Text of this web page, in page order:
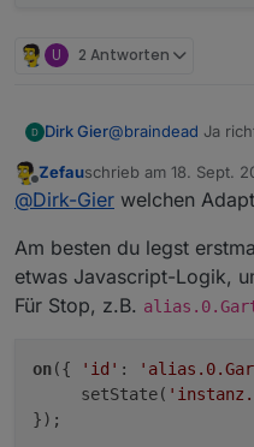
U 2 Antworten
Dirk Gier@braindead Ja
Button.
Ich habe lediglich
Mit dem
Rollladen direkt
eingibt, zb.
0=Hoch 2=Stop
Danke im vorraus
Offline
Zefauschrieb am 18. Sept.
zuletzt editiert von
@Dirk-Gier welchen
Am besten du legst
etwas Javascript-Logik,
Für Stop, z.B.
on({ 'id' :
     setState(